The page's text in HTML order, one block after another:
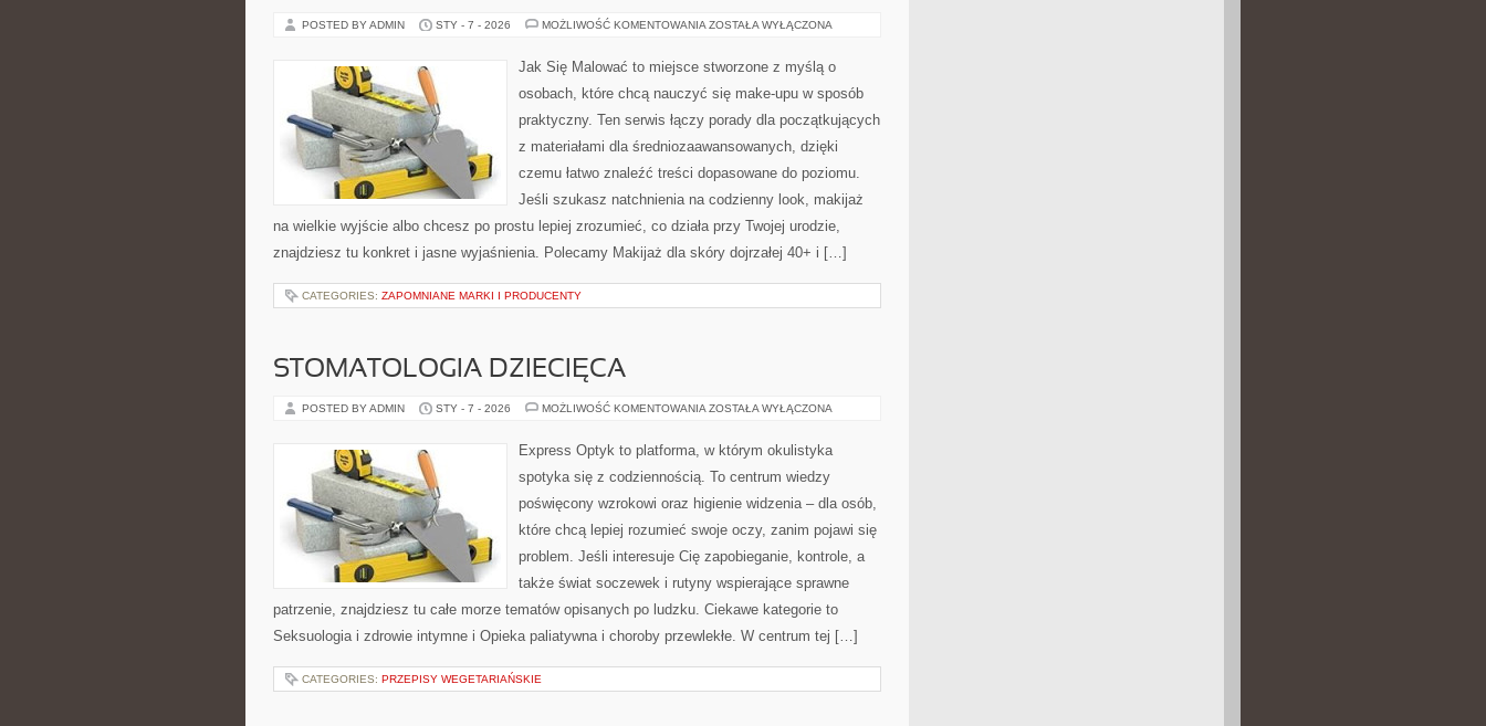
POSTED BY ADMIN STY - 7 - 2026 MOŻLIWOŚĆ KOMENTOWANIA MAKIJAŻ
ZOSTAŁA WYŁĄCZONA
Jak Się Malować to miejsce stworzone z myślą o
osobach, które chcą nauczyć się make-upu w sposób
praktyczny. Ten serwis łączy porady dla początkujących
z materiałami dla średniozaawansowanych, dzięki
czemu łatwo znaleźć treści dopasowane do poziomu.
Jeśli szukasz natchnienia na codzienny look, makijaż
na wielkie wyjście albo chcesz po prostu lepiej zrozumieć, co działa przy Twojej urodzie,
znajdziesz tu konkret i jasne wyjaśnienia. Polecamy Makijaż dla skóry dojrzałej 40+ i […]
CATEGORIES: ZAPOMNIANE MARKI I PRODUCENTY
STOMATOLOGIA DZIECIĘCA
POSTED BY ADMIN STY - 7 - 2026 MOŻLIWOŚĆ KOMENTOWANIA STOMATOLOGIA
ZOSTAŁA WYŁĄCZONA
Express Optyk to platforma, w którym okulistyka
spotyka się z codziennością. To centrum wiedzy
poświęcony wzrokowi oraz higienie widzenia – dla osób,
które chcą lepiej rozumieć swoje oczy, zanim pojawi się
problem. Jeśli interesuje Cię zapobieganie, kontrole, a
także świat soczewek i rutyny wspierające sprawne
patrzenie, znajdziesz tu całe morze tematów opisanych po ludzku. Ciekawe kategorie to
Seksuologia i zdrowie intymne i Opieka paliatywna i choroby przewlekłe. W centrum tej […]
CATEGORIES: PRZEPISY WEGETARIAŃSKIE